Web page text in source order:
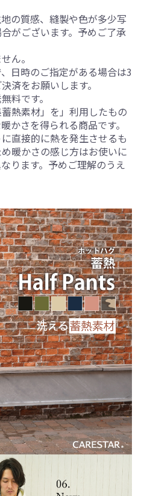
の質感、縫製や色が多少写
がございます。予めご了承
ん。
日時のご指定がある場合は3
済をお願いします。
料です。
熱素材」を」利用したもの
かさを得られる商品です。
直接的に熱を発生させるも
暖かさの感じ方はお使いに
ります。予めご理解のうえ